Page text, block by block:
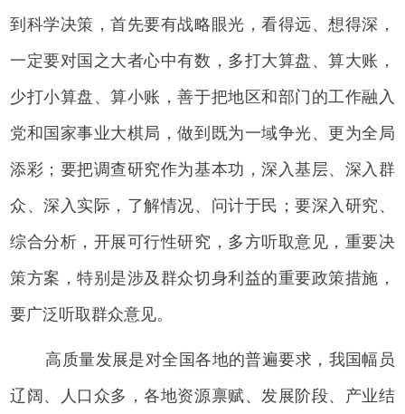
到科学决策，首先要有战略眼光，看得远、想得深，
一定要对国之大者心中有数，多打大算盘、算大账，
少打小算盘、算小账，善于把地区和部门的工作融入
党和国家事业大棋局，做到既为一域争光、更为全局
添彩；要把调查研究作为基本功，深入基层、深入群
众、深入实际，了解情况、问计于民；要深入研究、
综合分析，开展可行性研究，多方听取意见，重要决
策方案，特别是涉及群众切身利益的重要政策措施，
要广泛听取群众意见。
高质量发展是对全国各地的普遍要求，我国幅员
辽阔、人口众多，各地资源禀赋、发展阶段、产业结